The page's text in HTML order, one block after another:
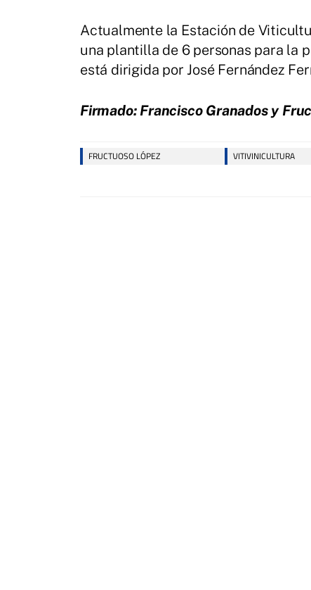
Actualmente la Estación de
una plantilla de 6 personas para la
está dirigida por José Fernández
Firmado: Francisco Granados y
FRUCTUOSO LÓPEZ VITIVINICULTURA